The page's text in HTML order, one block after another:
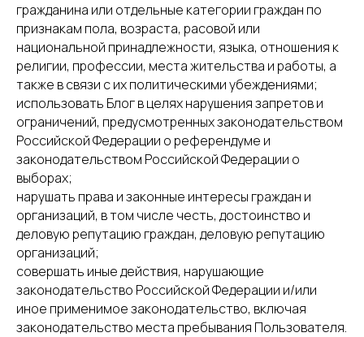
гражданина или отдельные категории граждан по
признакам пола, возраста, расовой или
национальной принадлежности, языка, отношения к
религии, профессии, места жительства и работы, а
также в связи с их политическими убеждениями;
использовать Блог в целях нарушения запретов и
ограничений, предусмотренных законодательством
Российской Федерации о референдуме и
законодательством Российской Федерации о
выборах;
нарушать права и законные интересы граждан и
организаций, в том числе честь, достоинство и
деловую репутацию граждан, деловую репутацию
организаций;
совершать иные действия, нарушающие
законодательство Российской Федерации и/или
иное применимое законодательство, включая
законодательство места пребывания Пользователя.